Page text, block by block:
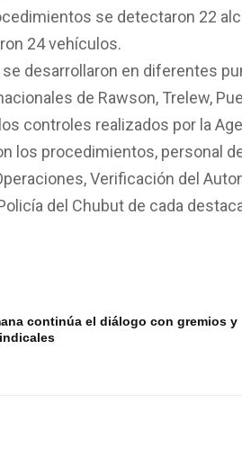
se detectaron 22
24 vehículos.
desarrollaron en diferentes
de Rawson, Trelew,
controles realizados por la
los procedimientos, personal
Verificación del
del Chubut de cada
continúa el diálogo con gremios y